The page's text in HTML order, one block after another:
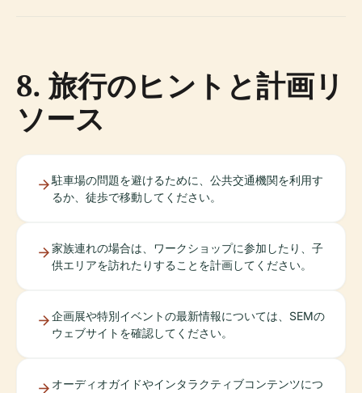
8. 旅行のヒントと計画リ
ソース
駐車場の問題を避けるために、公共交通機関を利用す
るか、徒歩で移動してください。
家族連れの場合は、ワークショップに参加したり、子
供エリアを訪れたりすることを計画してください。
企画展や特別イベントの最新情報については、SEMの
ウェブサイトを確認してください。
オーディオガイドやインタラクティブコンテンツにつ